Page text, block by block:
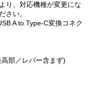
り、対応機種が変更にな
さい。
A to Type-C変換コネク
部／レバー含まず)